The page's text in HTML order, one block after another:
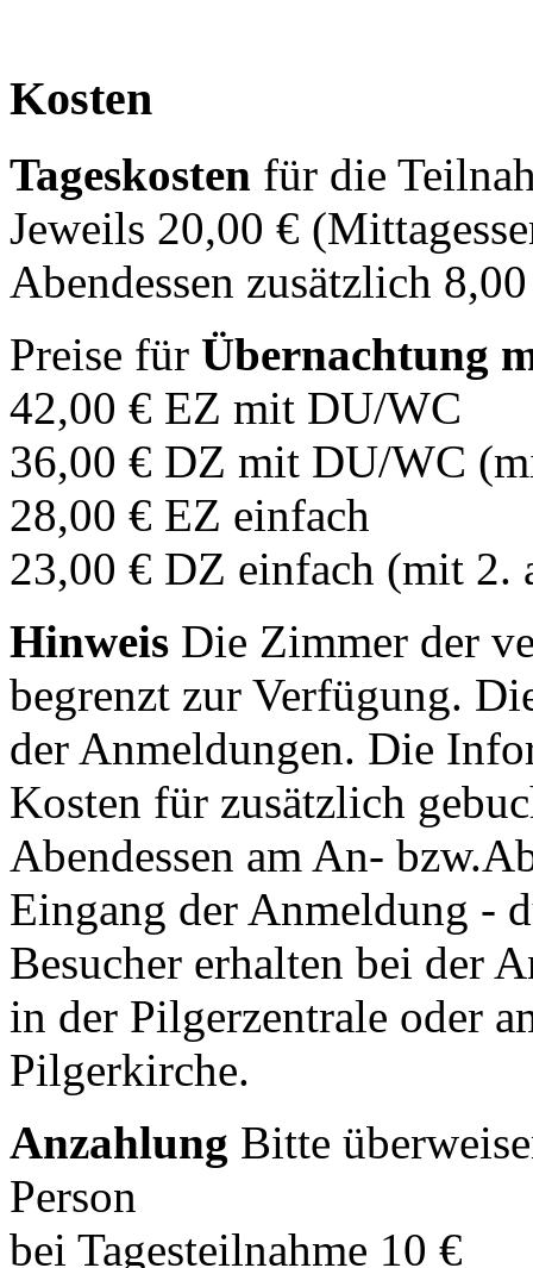
Kosten
Tageskosten für die
Jeweils 20,00 €
Abendessen zusätzlich
Preise für Übernachtung
42,00 € EZ mit DU/WC
36,00 € DZ mit DU/WC
28,00 € EZ einfach
23,00 € DZ einfach (mit 2.
Hinweis Die Zimmer der
begrenzt zur Verfügung.
der Anmeldungen. Die
Kosten für zusätzlich
Abendessen am An-
Eingang der Anmeldung -
Besucher erhalten bei der
in der Pilgerzentrale oder
Pilgerkirche.
Anzahlung Bitte
Person
bei Tagesteilnahme 10 €